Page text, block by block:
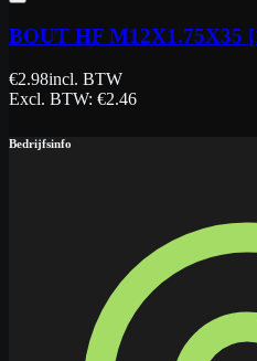
BOUT HF M12X1.75X35
€2.98incl. BTW
Excl. BTW: €2.46
Bedrijfsinfo